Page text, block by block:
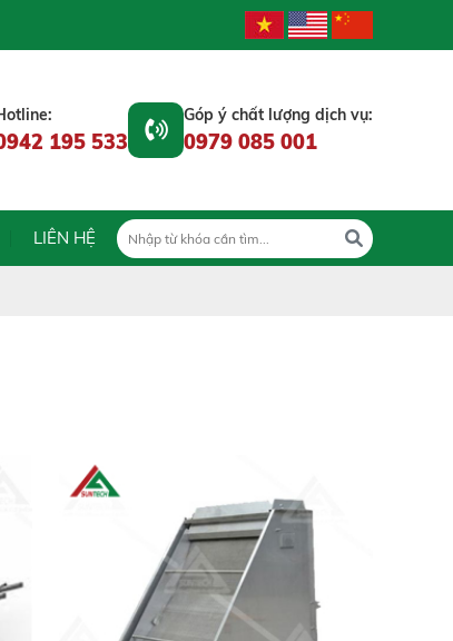
195 533
Góp ý chất lượng dịch vụ:
0979 085 001
LIÊN HỆ